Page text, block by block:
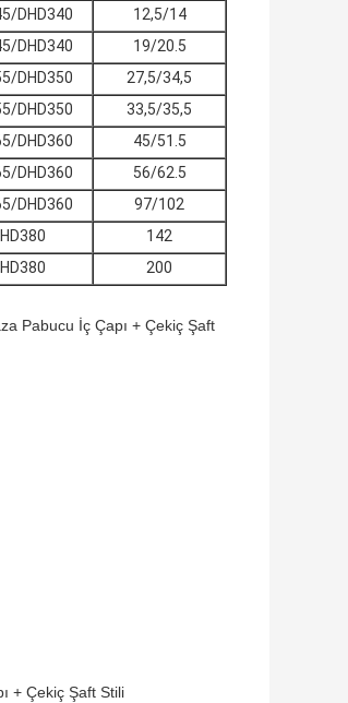
DHD340
12,5/14
DHD340
19/20.5
DHD350
27,5/34,5
DHD350
33,5/35,5
DHD360
45/51.5
DHD360
56/62.5
DHD360
97/102
142
200
Pabucu İç Çapı + Çekiç Şaft
+ Çekiç Şaft Stili